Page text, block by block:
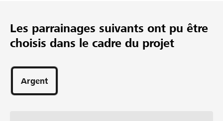
CHF 15’000
Montant désiré
Parrainages
Les parrainages suivants ont pu être
choisis dans le cadre du projet
Argent